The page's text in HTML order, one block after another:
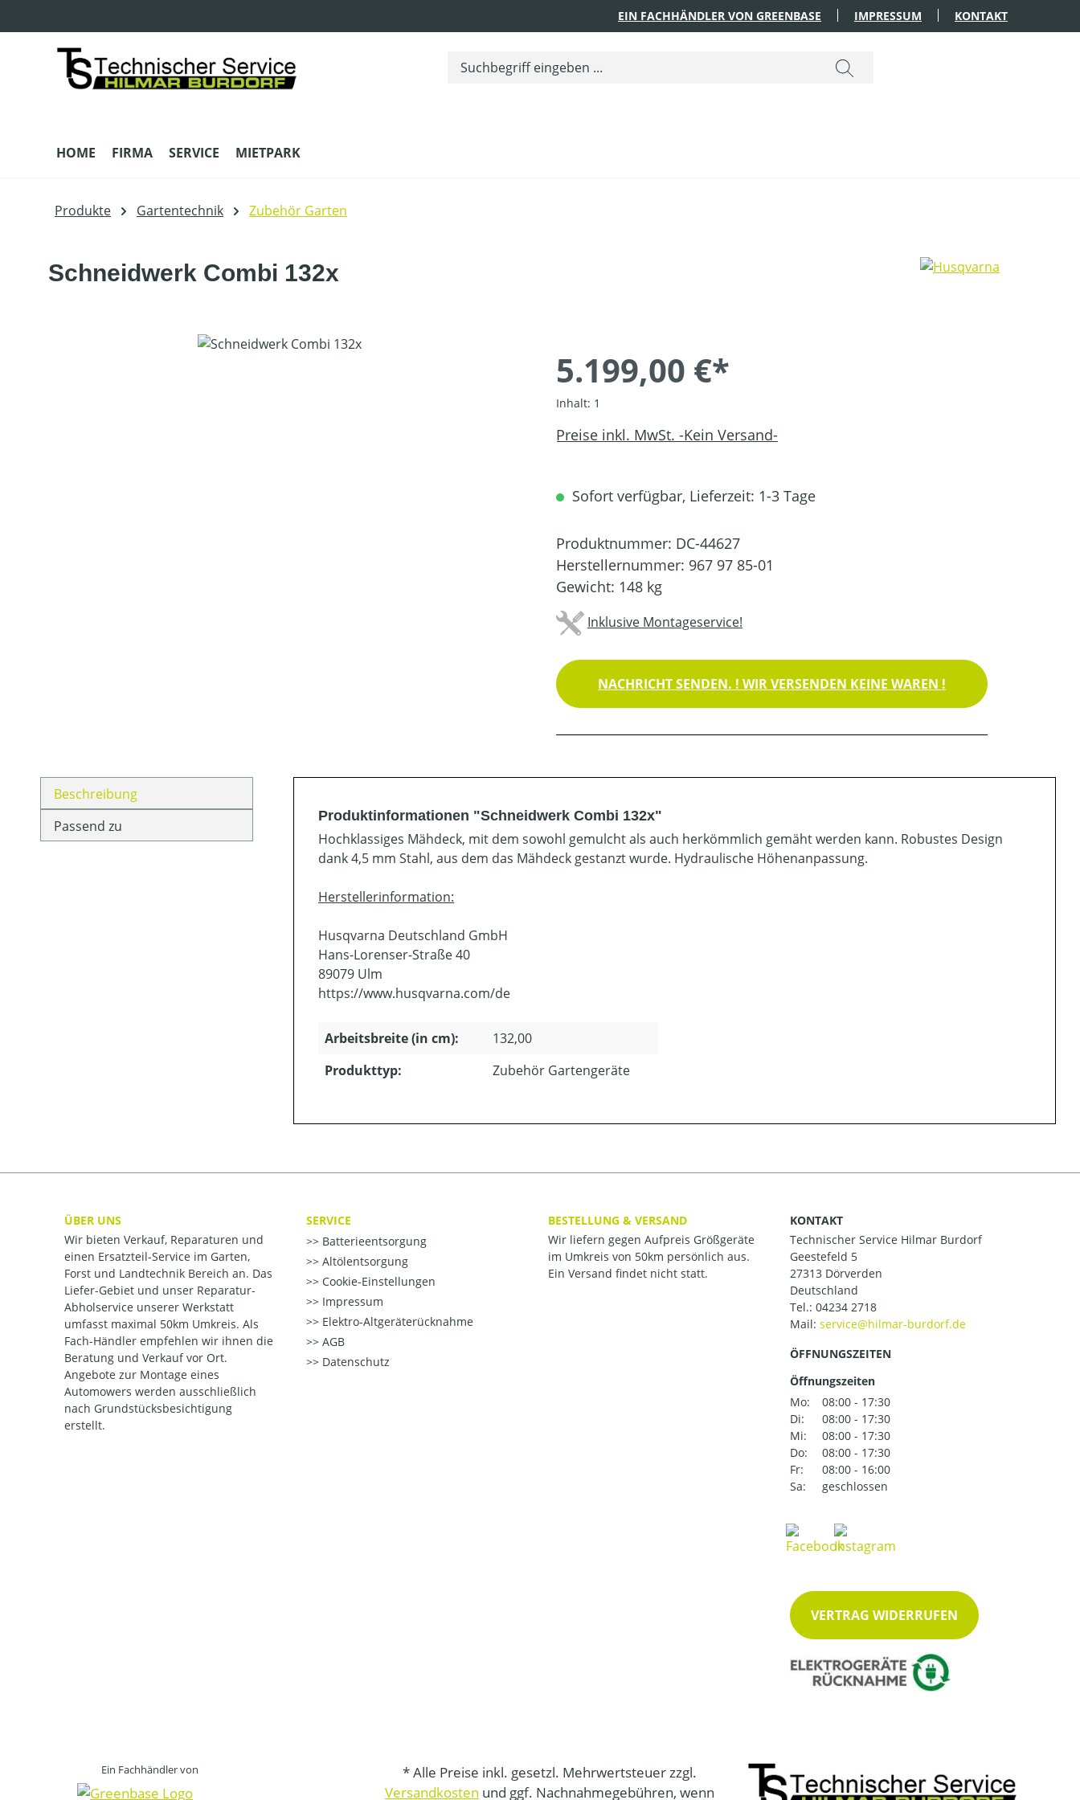
EIN FACHHÄNDLER VON GREENBASE IMPRESSUM KONTAKT
HOME FIRMA SERVICE MIETPARK
Produkte Gartentechnik Zubehör Garten
Schneidwerk Combi 132x
5.199,00 €*
Inhalt: 1
Preise inkl. MwSt. -Kein Versand-
Sofort verfügbar, Lieferzeit: 1-3 Tage
Produktnummer: DC-44627
Herstellernummer: 967 97 85-01
Gewicht: 148 kg
Inklusive Montageservice!
NACHRICHT SENDEN. ! WIR VERSENDEN KEINE WAREN !
Beschreibung
Passend zu
Produktinformationen "Schneidwerk Combi 132x"
Hochklassiges Mähdeck, mit dem sowohl gemulcht als auch herkömmlich gemäht werden kann. Robustes Design
dank 4,5 mm Stahl, aus dem das Mähdeck gestanzt wurde. Hydraulische Höhenanpassung.
Herstellerinformation:
Husqvarna Deutschland GmbH
Hans-Lorenser-Straße 40
89079 Ulm
https://www.husqvarna.com/de
Arbeitsbreite (in cm):
132,00
Produkttyp:
Zubehör Gartengeräte
ÜBER UNS
Wir bieten Verkauf, Reparaturen und
einen Ersatzteil-Service im Garten,
Forst und Landtechnik Bereich an. Das
Liefer-Gebiet und unser Reparatur-
Abholservice unserer Werkstatt
umfasst maximal 50km Umkreis. Als
Fach-Händler empfehlen wir ihnen die
Beratung und Verkauf vor Ort.
Angebote zur Montage eines
Automowers werden ausschließlich
nach Grundstücksbesichtigung
erstellt.
SERVICE
Batterieentsorgung
Altölentsorgung
Cookie-Einstellungen
Impressum
Elektro-Altgeräterücknahme
AGB
Datenschutz
BESTELLUNG & VERSAND
Wir liefern gegen Aufpreis Größgeräte
im Umkreis von 50km persönlich aus.
Ein Versand findet nicht statt.
KONTAKT
Technischer Service Hilmar Burdorf
Geestefeld 5
27313 Dörverden
Deutschland
Tel.: 04234 2718
Mail:
ÖFFNUNGSZEITEN
Öffnungszeiten
Mo:
08:00 - 17:30
Di:
08:00 - 17:30
Mi:
08:00 - 17:30
Do:
08:00 - 17:30
Fr:
08:00 - 16:00
Sa:
geschlossen
VERTRAG WIDERRUFEN
Ein Fachhändler von
* Alle Preise inkl. gesetzl. Mehrwertsteuer zzgl.
Versandkosten und ggf. Nachnahmegebühren, wenn